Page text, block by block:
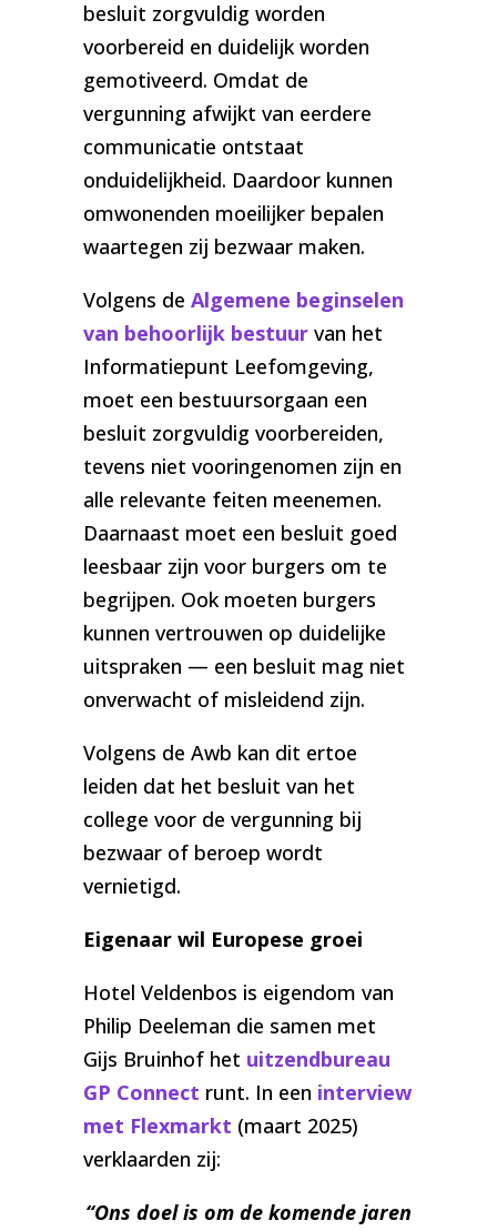
besluit zorgvuldig worden
voorbereid en duidelijk worden
gemotiveerd. Omdat de
vergunning afwijkt van eerdere
communicatie ontstaat
onduidelijkheid. Daardoor kunnen
omwonenden moeilijker bepalen
waartegen zij bezwaar maken.
Volgens de Algemene beginselen
van behoorlijk bestuurvan het
Informatiepunt Leefomgeving,
moet een bestuursorgaan een
besluit zorgvuldig voorbereiden,
tevens niet vooringenomen zijn en
alle relevante feiten meenemen.
Daarnaast moet een besluit goed
leesbaar zijn voor burgers om te
begrijpen. Ook moeten burgers
kunnen vertrouwen op duidelijke
uitspraken — een besluit mag niet
onverwacht of misleidend zijn.
Volgens de Awb kan dit ertoe
leiden dat het besluit van het
college voor de vergunning bij
bezwaar of beroep wordt
vernietigd.
Eigenaar wil Europese groei
Hotel Veldenbos is eigendom van
Philip Deeleman die samen met
Gijs Bruinhof het uitzendbureau
GP Connect runt. In een interview
met Flexmarkt (maart 2025)
verklaarden zij:
“Ons doel is om de komende jaren